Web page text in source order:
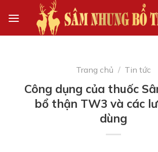
Trang chủ / Tin tức
Công dụng của thuốc
bổ thận TW3 và các
dùng